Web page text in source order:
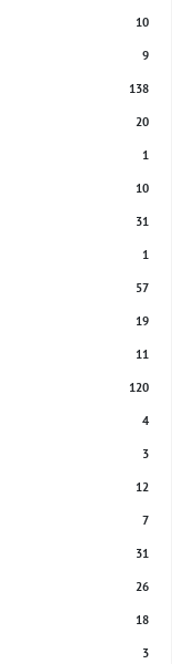
10
9
138
20
1
10
31
1
57
19
11
120
4
3
12
7
31
26
18
3